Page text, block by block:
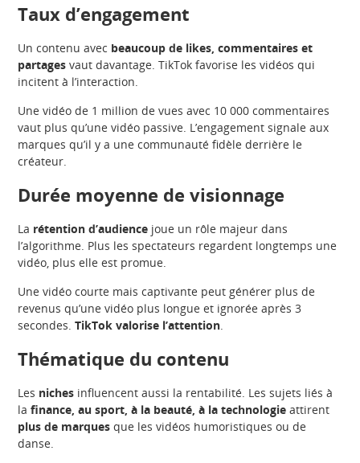
Taux d’engagement
Un contenu avec beaucoup de likes, commentaires et
partages vaut davantage. TikTok favorise les vidéos qui
incitent à l’interaction.
Une vidéo de 1 million de vues avec 10 000 commentaires
vaut plus qu’une vidéo passive. L’engagement signale aux
marques qu’il y a une communauté fidèle derrière le
créateur.
Durée moyenne de visionnage
La rétention d’audience joue un rôle majeur dans
l’algorithme. Plus les spectateurs regardent longtemps une
vidéo, plus elle est promue.
Une vidéo courte mais captivante peut générer plus de
revenus qu’une vidéo plus longue et ignorée après 3
secondes.TikTok valorise l’attention
Thématique du contenu
Les niches influencent aussi la rentabilité. Les sujets liés à
lafinance, au sport, à la beauté, à la technologie attirent
plus de marques que les vidéos humoristiques ou de
danse.